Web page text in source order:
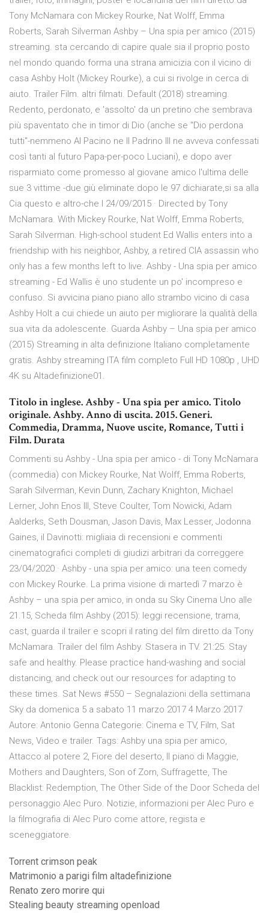
Tony McNamara con Mickey Rourke, Nat Wolff, Emma
Roberts, Sarah Silverman Ashby – Una spia per amico (2015)
streaming. sta cercando di capire quale sia il proprio posto
nel mondo quando forma una strana amicizia con il vicino di
casa Ashby Holt (Mickey Rourke), a cui si rivolge in cerca di
aiuto. Trailer Film. altri filmati. Default (2018) streaming.
Redento, perdonato, e 'assolto' da un pretino che sembrava
più spaventato che in timor di Dio (anche se "Dio perdona
tutti"-nemmeno Al Pacino ne Il Padrino III ne avveva confessati
così tanti al futuro Papa-per-poco Luciani), e dopo aver
risparmiato come promesso al giovane amico l'ultima delle
sue 3 vittime -due giù eliminate dopo le 97 dichiarate,si sa alla
Cia questo e altro-che l 24/09/2015 · Directed by Tony
McNamara. With Mickey Rourke, Nat Wolff, Emma Roberts,
Sarah Silverman. High-school student Ed Wallis enters into a
friendship with his neighbor, Ashby, a retired CIA assassin who
only has a few months left to live. Ashby - Una spia per amico
streaming - Ed Wallis è uno studente un po' incompreso e
confuso. Si avvicina piano piano allo strambo vicino di casa
Ashby Holt a cui chiede un aiuto per migliorare la qualità della
sua vita da adolescente. Guarda Ashby – Una spia per amico
(2015) Streaming in alta definizione Italiano completamente
gratis. Ashby streaming ITA film completo Full HD 1080p , UHD
4K su Altadefinizione01.
Titolo in inglese. Ashby - Una spia per amico. Titolo
originale. Ashby. Anno di uscita. 2015. Generi.
Commedia, Dramma, Nuove uscite, Romance, Tutti i
Film. Durata
Commenti su Ashby - Una spia per amico - di Tony McNamara
(commedia) con Mickey Rourke, Nat Wolff, Emma Roberts,
Sarah Silverman, Kevin Dunn, Zachary Knighton, Michael
Lerner, John Enos III, Steve Coulter, Tom Nowicki, Adam
Aalderks, Seth Dousman, Jason Davis, Max Lesser, Jodonna
Gaines, il Davinotti: migliaia di recensioni e commenti
cinematografici completi di giudizi arbitrari da correggere
23/04/2020 · Ashby - una spia per amico: una teen comedy
con Mickey Rourke. La prima visione di martedì 7 marzo è
Ashby – una spia per amico, in onda su Sky Cinema Uno alle
21.15, Scheda film Ashby (2015): leggi recensione, trama,
cast, guarda il trailer e scopri il rating del film diretto da Tony
McNamara. Trailer del film Ashby. Stasera in TV. 21:25. Stay
safe and healthy. Please practice hand-washing and social
distancing, and check out our resources for adapting to
these times. Sat News #550 – Segnalazioni della settimana
Sky da domenica 5 a sabato 11 marzo 2017 4 Marzo 2017
Autore: Antonio Genna Categorie: Cinema e TV, Film, Sat
News, Video e trailer. Tags: Ashby una spia per amico,
Attacco al potere 2, Fiore del deserto, Il piano di Maggie,
Mothers and Daughters, Son of Zorn, Suffragette, The
Blacklist: Redemption, The Other Side of the Door Scheda del
personaggio Alec Puro. Notizie, informazioni per Alec Puro e
la filmografia di Alec Puro come attore, regista e
sceneggiatore.
Torrent crimson peak
Matrimonio a parigi film altadefinizione
Renato zero morire qui
Stealing beauty streaming openload